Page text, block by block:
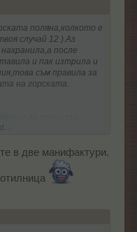
поляна,колкото е
случай 12 ).Аз
после
и пак изтрила и
съм правила за
на горската.
ги храни така.
в две манифактури.